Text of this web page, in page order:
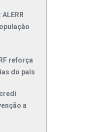
reforça
do país
a